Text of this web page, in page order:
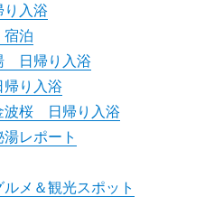
入浴
泊
日帰り入浴
り入浴
桜 日帰り入浴
レポート
メ＆観光スポット